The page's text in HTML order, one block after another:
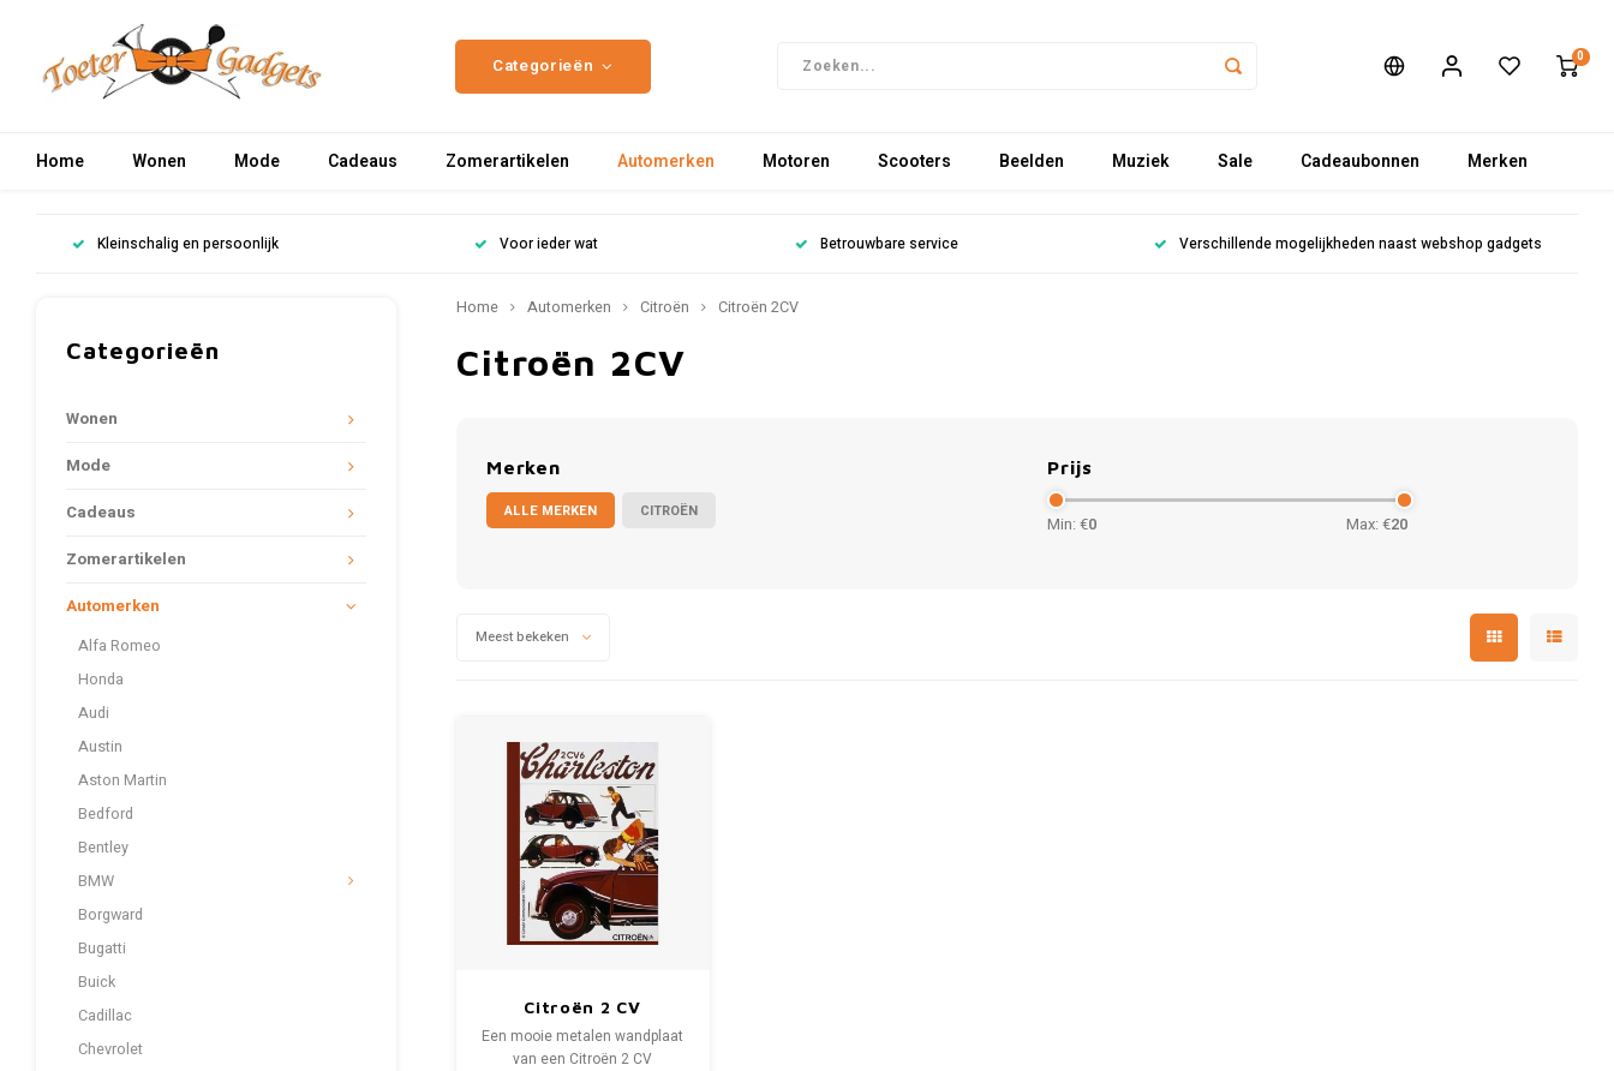
Categorieën 0
Home Wonen Mode Cadeaus Zomerartikelen Automerken Motoren Scooters Beelden Muziek Sale Cadeaubonnen Merken
Kleinschalig en persoonlijk Voor ieder wat Betrouwbare service Verschillende mogelijkheden naast webshop gadgets
Categorieën
Wonen
Mode
Cadeaus
Zomerartikelen
Automerken
Alfa Romeo
Honda
Audi
Austin
Aston Martin
Bedford
Bentley
BMW
Borgward
Bugatti
Buick
Cadillac
Chevrolet
Home Automerken Citroën Citroën 2CV
Citroën 2CV
Merken
ALLE MERKEN CITROËN
Prijs
Min: €0 Max: €20
Meest bekeken
Citroën 2 CV
Charleston metalen
bord 20x30 cm
Een mooie metalen wandplaat
van een Citroën 2 CV